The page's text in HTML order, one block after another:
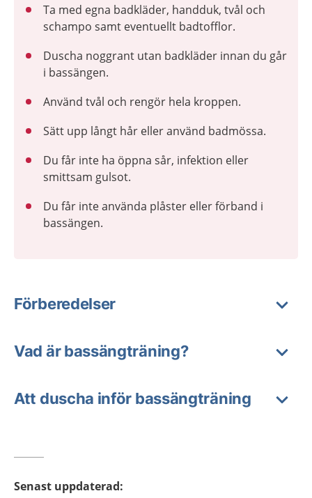
Ta med egna badkläder, handduk, tvål och
schampo samt eventuellt badtofflor.
Duscha noggrant utan badkläder innan du går
i bassängen.
Använd tvål och rengör hela kroppen.
Sätt upp långt hår eller använd badmössa.
Du får inte ha öppna sår, infektion eller
smittsam gulsot.
Du får inte använda plåster eller förband i
bassängen.
Förberedelser
Vad är bassängträning?
Att duscha inför bassängträning
Senast uppdaterad: